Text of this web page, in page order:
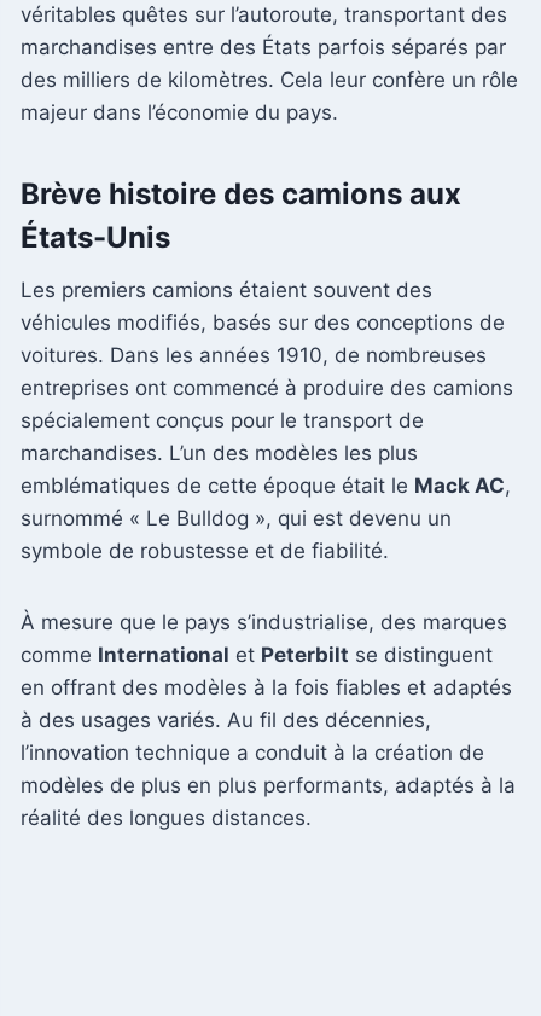
véritables quêtes sur l’autoroute, transportant des
marchandises entre des États parfois séparés par
des milliers de kilomètres. Cela leur confère un rôle
majeur dans l’économie du pays.
Brève histoire des camions aux
États-Unis
Les premiers camions étaient souvent des
véhicules modifiés, basés sur des conceptions de
voitures. Dans les années 1910, de nombreuses
entreprises ont commencé à produire des camions
spécialement conçus pour le transport de
marchandises. L’un des modèles les plus
emblématiques de cette époque était le Mack AC,
surnommé « Le Bulldog », qui est devenu un
symbole de robustesse et de fiabilité.
À mesure que le pays s’industrialise, des marques
comme International et Peterbilt se distinguent
en offrant des modèles à la fois fiables et adaptés
à des usages variés. Au fil des décennies,
l’innovation technique a conduit à la création de
modèles de plus en plus performants, adaptés à la
réalité des longues distances.